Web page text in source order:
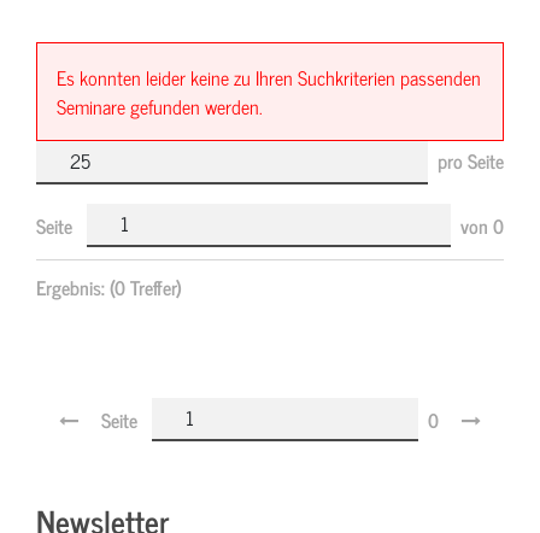
Es konnten leider keine zu Ihren Suchkriterien passenden
Seminare gefunden werden.
pro Seite
Seite von0
Ergebnis:(0 Treffer)
Seite 0
Newsletter